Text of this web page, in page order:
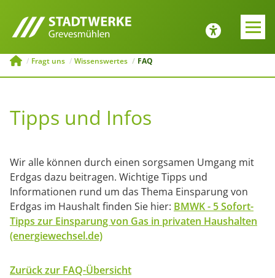
E-MOBILITÄT
Tipps zur Emobilität
Ladesäulenkonfigurator
Menü schließen
JOBS UND
AUSBILDUNG
Zurück
Menü schließen
Fragt uns Wissenswertes FAQ
Tipps und Infos
Wir alle können durch einen sorgsamen Umgang mit
Erdgas dazu beitragen. Wichtige Tipps und
Informationen rund um das Thema Einsparung von
Erdgas im Haushalt finden Sie hier: BMWK - 5 Sofort-
Tipps zur Einsparung von Gas in privaten Haushalten
(energiewechsel.de)
Zurück zur FAQ-Übersicht